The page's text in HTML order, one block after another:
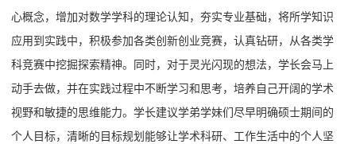
心概念，增加对数学学科的理论认知，夯实专业基础，将所学知识
应用到实践中，积极参加各类创新创业竞赛，认真钻研，从各类学
科竞赛中挖掘探索精神。同时，对于灵光闪现的想法，学长会马上
动手去做，并在实践过程中不断学习和思考，培养自己开阔的学术
视野和敏捷的思维能力。学长建议学弟学妹们尽早明确硕士期间的
个人目标，清晰的目标规划能够让学术科研、工作生活中的个人坚